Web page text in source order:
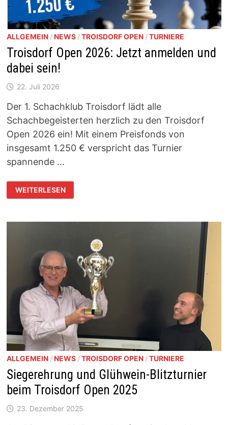
ALLGEMEIN/NEWS/TROISDORF OPEN/TURNIERE
Troisdorf Open 2026: Jetzt anmelden und
dabei sein!
22. Juli 2026
Der 1. Schachklub Troisdorf lädt alle
Schachbegeisterten herzlich zu den Troisdorf
Open 2026 ein! Mit einem Preisfonds von
insgesamt 1.250 € verspricht das Turnier
spannende …
TROISDORF
OPEN
2026:
UND
WEITERLESEN
ALLGEMEIN/NEWS/TROISDORF OPEN/TURNIERE
Siegerehrung und Glühwein-Blitzturnier
beim Troisdorf Open 2025
23. Dezember 2025